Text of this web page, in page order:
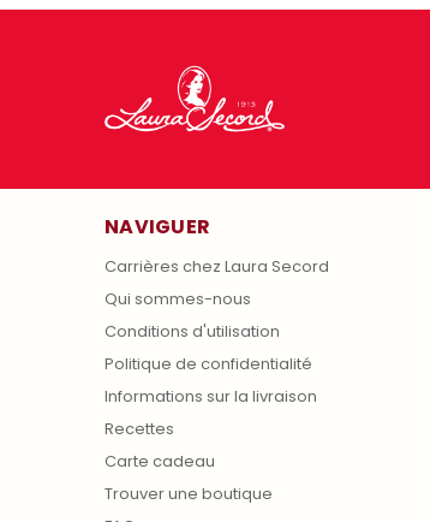
NAVIGUER
Carrières chez Laura Secord
Qui sommes-nous
Conditions d'utilisation
Politique de confidentialité
Informations sur la livraison
Recettes
Carte cadeau
Trouver une boutique